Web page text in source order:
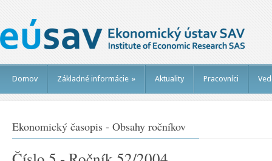
Domov Základné informácie » Aktuality Pracovníci
Ekonomický časopis - Obsahy ročníkov